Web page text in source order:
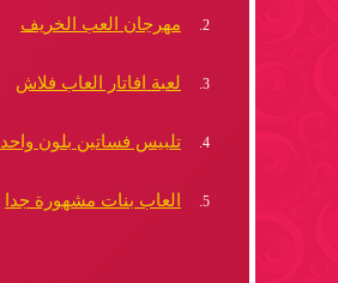
مهرجان العب الخريف
لعبة افاتار العاب فلاش
تلبيس فساتين بلون واحد
العاب بنات مشهورة جدا